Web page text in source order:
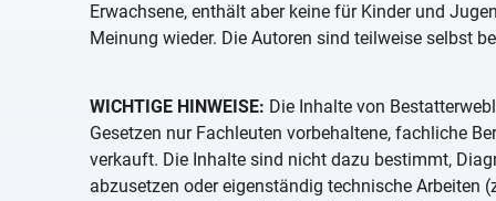
Erwachsene, enthält aber keine für Kinder und
Meinung wieder. Die Autoren sind teilweise selbst
WICHTIGE HINWEISE: Die Inhalte von
Gesetzen nur Fachleuten vorbehaltene, fachliche
verkauft. Die Inhalte sind nicht dazu bestimmt,
abzusetzen oder eigenständig technische Arbeiten